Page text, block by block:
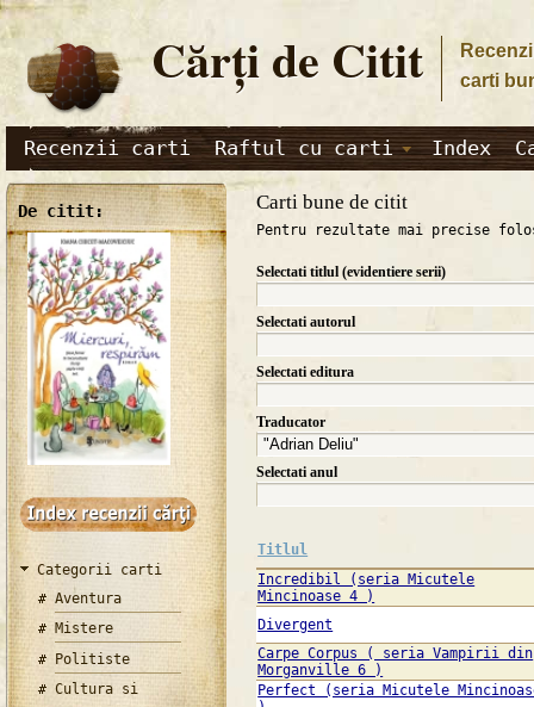
Cărţi de Citit
carti
Recenzii carti Raftul cu carti Index
De citit:
Categorii carti
Aventura
Mistere
Politiste
Cultura si
Carti bune de citit
Pentru rezultate mai precise
Selectati titlul (evidentiere serii)
Selectati autorul
Selectati editura
Traducator
Selectati anul
Titlul
Incredibil (seria Micutele
Mincinoase 4 )
Divergent
Carpe Corpus ( seria Vampirii din
Morganville 6 )
Perfect (seria Micutele